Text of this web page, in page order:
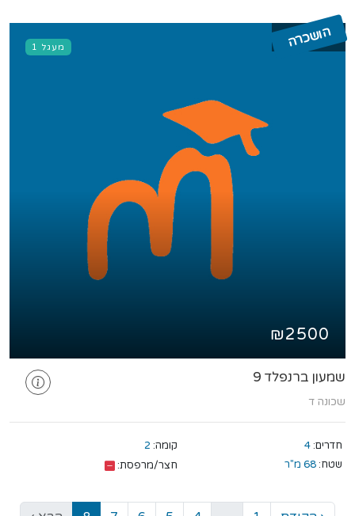
מעגל 1 הושכרה
₪2500
שמעון ברנפלד 9
שכונה ד
חדרים: 4 קומה: 2
שטח: 68 מ"ר חצר/מרפסת: